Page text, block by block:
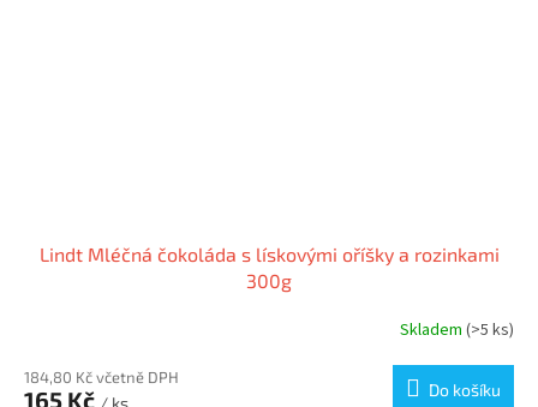
Lindt Mléčná čokoláda s lískovými oříšky a rozinkami
300g
Skladem (>5 ks)
184,80 Kč včetně DPH
165 Kč Do košíku